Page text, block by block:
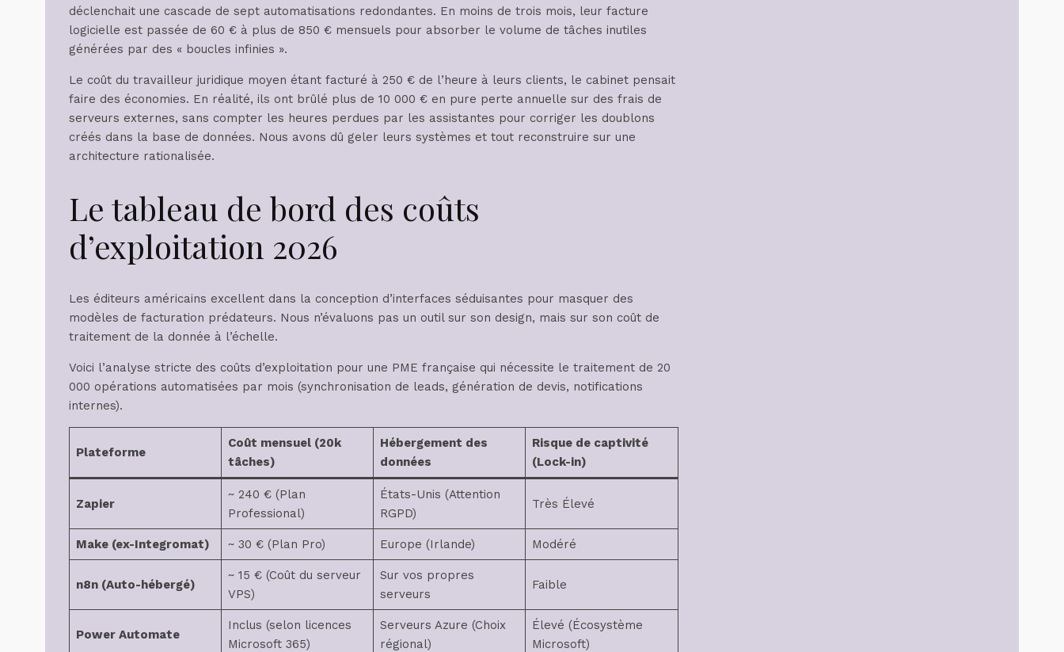
déclenchait une cascade de sept automatisations redondantes. En moins de trois mois, leur facture
logicielle est passée de 60 € à plus de 850 € mensuels pour absorber le volume de tâches inutiles
générées par des « boucles infinies ».
Le coût du travailleur juridique moyen étant facturé à 250 € de l’heure à leurs clients, le cabinet pensait
faire des économies. En réalité, ils ont brûlé plus de 10 000 € en pure perte annuelle sur des frais de
serveurs externes, sans compter les heures perdues par les assistantes pour corriger les doublons
créés dans la base de données. Nous avons dû geler leurs systèmes et tout reconstruire sur une
architecture rationalisée.
Le tableau de bord des coûts
d’exploitation 2026
Les éditeurs américains excellent dans la conception d’interfaces séduisantes pour masquer des
modèles de facturation prédateurs. Nous n’évaluons pas un outil sur son design, mais sur son coût de
traitement de la donnée à l’échelle.
Voici l’analyse stricte des coûts d’exploitation pour une PME française qui nécessite le traitement de 20
000 opérations automatisées par mois (synchronisation de leads, génération de devis, notifications
internes).
Plateforme
Coût mensuel (20k
tâches)
Hébergement des
données
Risque de captivité
(Lock-in)
Zapier
~ 240 € (Plan
Professional)
États-Unis (Attention
RGPD)
Très Élevé
Make (ex-Integromat) ~ 30 € (Plan Pro) Europe (Irlande) Modéré
n8n (Auto-hébergé)
~ 15 € (Coût du serveur
VPS)
Sur vos propres
serveurs
Faible
Power Automate
Inclus (selon licences
Microsoft 365)
Serveurs Azure (Choix
régional)
Élevé (Écosystème
Microsoft)